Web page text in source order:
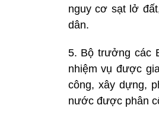
nguy cơ sạt lở
dân.
5. Bộ trưởng các
nhiệm vụ được
công, xây dựng,
nước được phân